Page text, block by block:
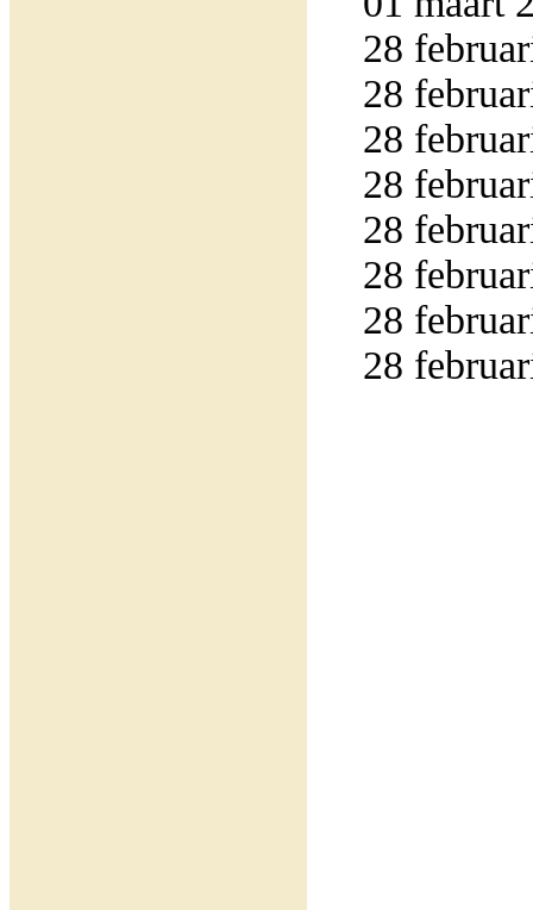
28
28
28
28
28
28
28
28